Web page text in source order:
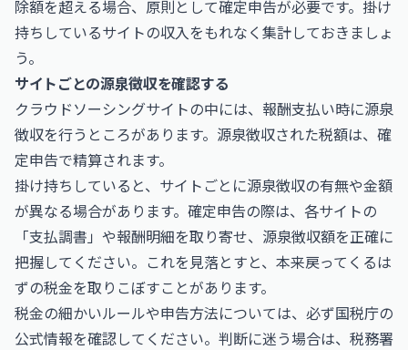
除額を超える場合、原則として確定申告が必要です。掛け
持ちしているサイトの収入をもれなく集計しておきましょ
う。
サイトごとの源泉徴収を確認する
クラウドソーシングサイトの中には、報酬支払い時に源泉
徴収を行うところがあります。源泉徴収された税額は、確
定申告で精算されます。
掛け持ちしていると、サイトごとに源泉徴収の有無や金額
が異なる場合があります。確定申告の際は、各サイトの
「支払調書」や報酬明細を取り寄せ、源泉徴収額を正確に
把握してください。これを見落とすと、本来戻ってくるは
ずの税金を取りこぼすことがあります。
税金の細かいルールや申告方法については、必ず国税庁の
公式情報を確認してください。判断に迷う場合は、税務署